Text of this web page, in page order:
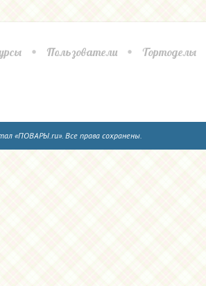
Пользователи Тортоделы
«ПОВАРЫ.ru». Все права сохранены.